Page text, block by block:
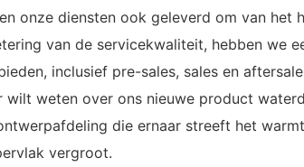
onze diensten ook geleverd om van
van de servicekwaliteit, hebben we
inclusief pre-sales, sales en
weten over ons nieuwe product
die ernaar streeft het
vergroot.